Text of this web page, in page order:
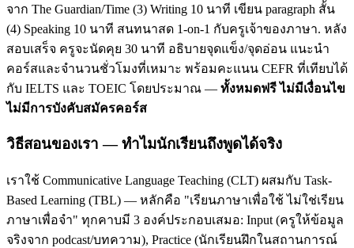
จาก The Guardian/Time (3) Writing 10 นาที เขียน paragraph สั้น
(4) Speaking 10 นาที สนทนาสด 1-on-1 กับครูเจ้าของภาษา. หลัง
สอบเสร็จ ครูจะนัดคุย 30 นาที อธิบายจุดแข็ง/จุดอ่อน แนะนำ
คอร์สและจำนวนชั่วโมงที่เหมาะ พร้อมคะแนน CEFR ที่เทียบได้
กับ IELTS และ TOEIC โดยประมาณ — ทั้งหมดฟรี ไม่มีเงื่อนไข
ไม่มีการบังคับสมัครคอร์ส
วิธีสอนของเรา — ทำไมนักเรียนถึงพูดได้จริง
เราใช้ Communicative Language Teaching (CLT) ผสมกับ Task-
Based Learning (TBL) — หลักคือ "เรียนภาษาเพื่อใช้ ไม่ใช่เรียน
ภาษาเพื่อจำ" ทุกคาบมี 3 องค์ประกอบเสมอ: Input (ครูให้ข้อมูล
จริงจาก podcast/บทความ), Practice (นักเรียนฝึกในสถานการณ์